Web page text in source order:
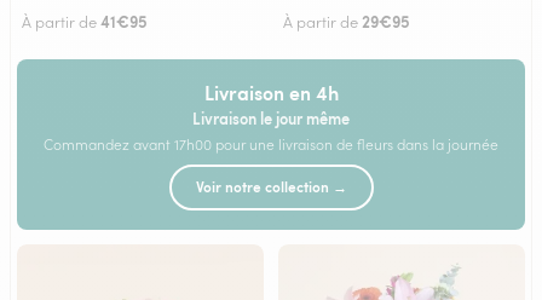
À partir de41€95 À partir de 29€95
Livraison en 4h
Livraison le jour même
Commandez avant 17h00 pour une livraison de fleurs dans la journée
Voir notre collection →